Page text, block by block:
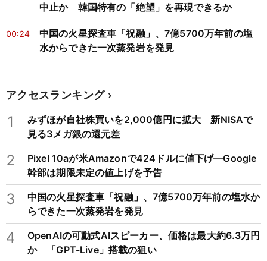
中止か 韓国特有の「絶望」を再現できるか
00:24
中国の火星探査車「祝融」、7億5700万年前の塩
水からできた一次蒸発岩を発見
アクセスランキング
1
みずほが自社株買いを2,000億円に拡大 新NISAで
見る3メガ銀の還元差
2
Pixel 10aが米Amazonで424ドルに値下げ―Google
幹部は期限未定の値上げを予告
3
中国の火星探査車「祝融」、7億5700万年前の塩水か
らできた一次蒸発岩を発見
4
OpenAIの可動式AIスピーカー、価格は最大約6.3万円
か 「GPT-Live」搭載の狙い